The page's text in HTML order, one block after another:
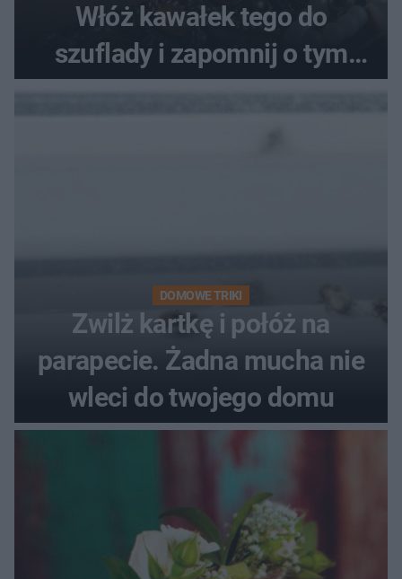
Włóż kawałek tego do
szuflady i zapomnij o tym
DOMOWE TRIKI
Zwilż kartkę i połóż na
parapecie. Żadna mucha nie
wleci do twojego domu